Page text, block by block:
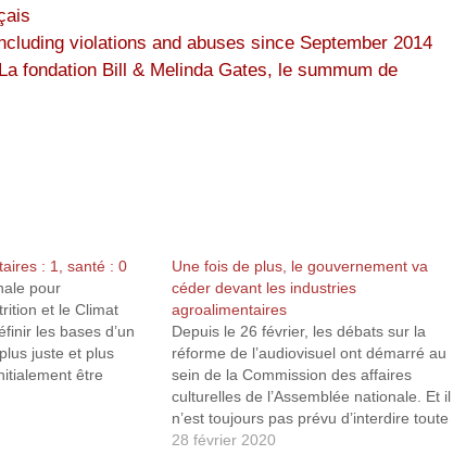
violations and abuses since September 2014
La fondation Bill & Melinda Gates, le summum de
: 1, santé : 0
pour
et le Climat
les bases d’un
juste et plus
être
Celle-ci,
Une fois de plus, le gouvernement va
céder devant les industries
agroalimentaires
Depuis le 26 février, les débats sur la
réforme de l’audiovisuel ont démarré au
sein de la Commission des affaires
culturelles de l’Assemblée nationale. Et il
n’est toujours pas prévu d’interdire toute
publicité pour ce que ces gens appellent
28 février 2020